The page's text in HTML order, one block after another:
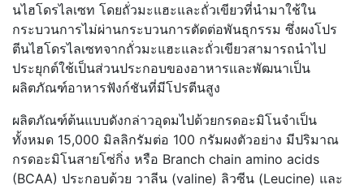
นไฮโดรไลเซท โดยถั่วมะแฮะและถั่วเขียวที่นำมาใช้ใน
กระบวนการไม่ผ่านกระบวนการตัดต่อพันธุกรรม ซึ่งผงโปร
ตีนไฮโดรไลเซทจากถั่วมะแฮะและถั่วเขียวสามารถนำไป
ประยุกต์ใช้เป็นส่วนประกอบของอาหารและพัฒนาเป็น
ผลิตภัณฑ์อาหารฟังก์ชันที่มีโปรตีนสูง
ผลิตภัณฑ์ต้นแบบดังกล่าวอุดมไปด้วยกรดอะมิโนจำเป็น
ทั้งหมด 15,000 มิลลิกรัมต่อ 100 กรัมผงตัวอย่าง มีปริมาณ
กรดอะมิโนสายโซ่กิ่ง หรือ Branch chain amino acids
(BCAA) ประกอบด้วย วาลีน (valine) ลิวซีน (Leucine) และ